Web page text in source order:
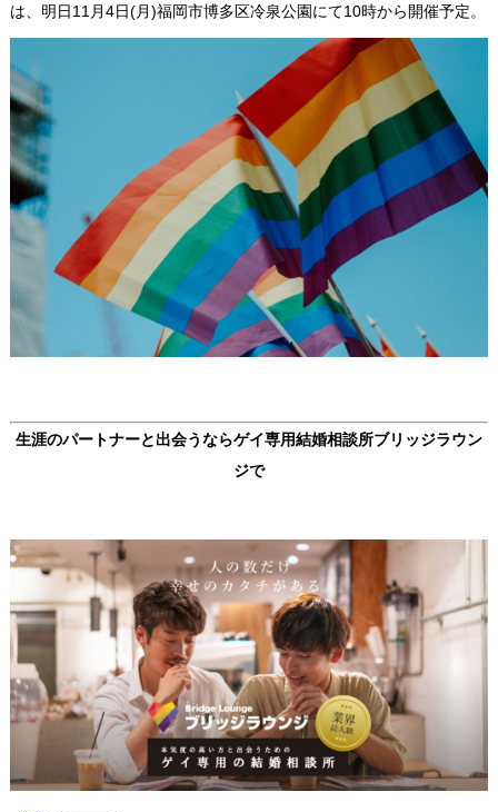
は、明日11月4日(月)福岡市博多区冷泉公園にて10時から開催予定。
生涯のパートナーと出会うならゲイ専用結婚相談所ブリッジラウン
ジで